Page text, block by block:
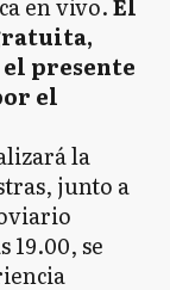
en vivo.El
presente
el
la
junto a
19.00, se